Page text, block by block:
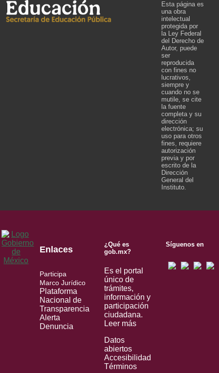
Esta página es
una obra
intelectual
protegida por
la Ley Federal
del Derecho de
Autor, puede
ser
reproducida
con fines no
lucrativos,
siempre y
cuando no se
mutile, se cite
la fuente
completa y su
dirección
electrónica; su
uso para otros
fines, requiere
autorización
previa y por
escrito de la
Dirección
General del
Instituto.
Enlaces
Participa
Marco Jurídico
Plataforma
Nacional de
Transparencia
Alerta
Denuncia
¿Qué es
gob.mx?
Es el portal
único de
trámites,
información y
participación
ciudadana.
Leer más
Datos
abiertos
Accesibilidad
Términos
Síguenos en